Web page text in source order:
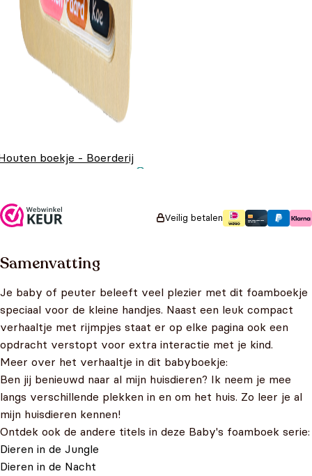
boekje - Boerderij
Veilig betalen
Samenvatting
Je baby of peuter beleeft veel plezier met dit foamboekje
speciaal voor de kleine handjes. Naast een leuk compact
verhaaltje met rijmpjes staat er op elke pagina ook een
opdracht verstopt voor extra interactie met je kind.
Meer over het verhaaltje in dit babyboekje:
Ben jij benieuwd naar al mijn huisdieren? Ik neem je mee
langs verschillende plekken in en om het huis. Zo leer je al
mijn huisdieren kennen!
Ontdek ook de andere titels in deze Baby's foamboek serie:
Dieren in de Jungle
Dieren in de Nacht